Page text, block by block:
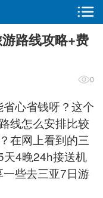
路线攻略+费
0
心省钱呀？这个
线怎么安排比较
在网上看到的三
4晚24h接送机
些去三亚7日游